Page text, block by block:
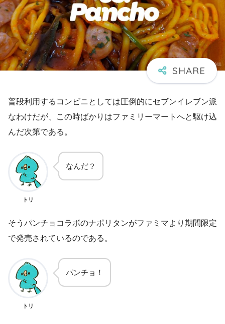
普段利用するコンビニとしては圧倒的にセブンイレブン派
なわけだが、この時ばかりはファミリーマートへと駆け込
んだ次第である。
トリ
なんだ？
そうパンチョコラボのナポリタンがファミマより期間限定
で発売されているのである。
トリ
パンチョ！